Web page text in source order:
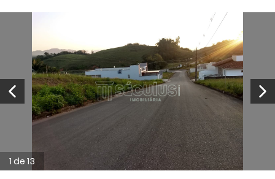
Imóveis na planta
Alugue aqui
Blog
Anuncie seu imóvel
Sobre a Séculus
Contato
1 de 13